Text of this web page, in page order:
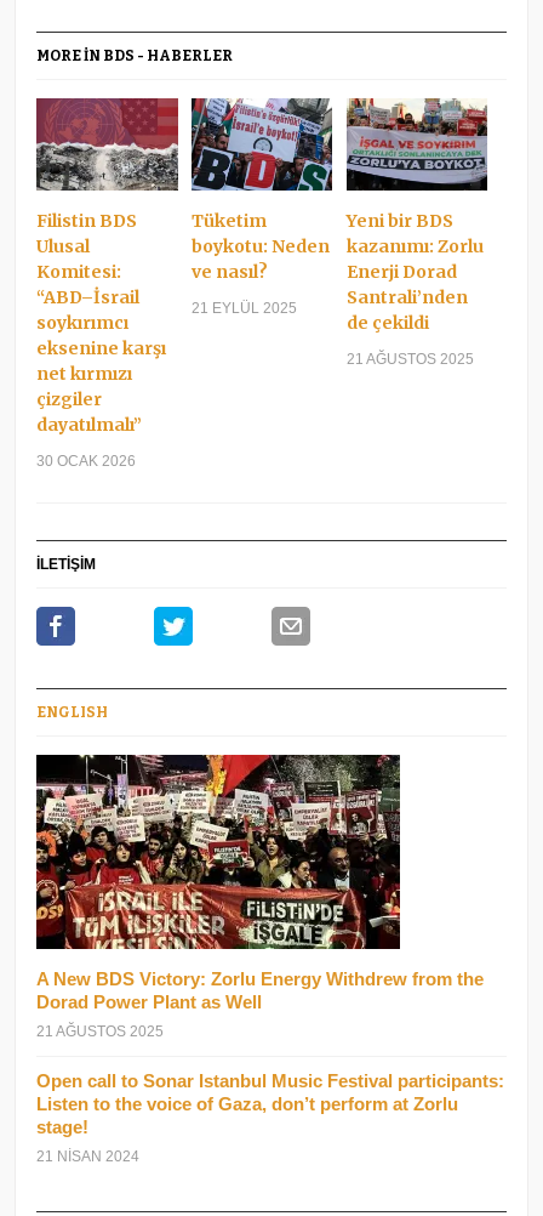
MORE IN BDS - HABERLER
Filistin BDS
Ulusal
Komitesi:
“ABD–İsrail
soykırımcı
eksenine karşı
net kırmızı
çizgiler
dayatılmalı”
30 OCAK 2026
Tüketim
boykotu: Neden
ve nasıl?
21 EYLÜL 2025
Yeni bir BDS
kazanımı: Zorlu
Enerji Dorad
Santrali’nden
de çekildi
21 AĞUSTOS 2025
İLETİŞİM
ENGLISH
A New BDS Victory: Zorlu Energy Withdrew from the
Dorad Power Plant as Well
21 AĞUSTOS 2025
Open call to Sonar Istanbul Music Festival participants:
Listen to the voice of Gaza, don’t perform at Zorlu
stage!
21 NISAN 2024